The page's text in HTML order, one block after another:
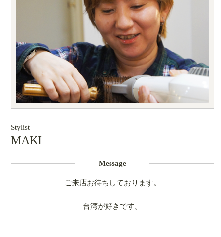
Stylist
MAKI
Message
ご来店お待ちしております。
台湾が好きです。